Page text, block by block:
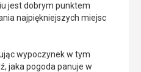
jest dobrym punktem
najpiękniejszych miejsc
wypoczynek w tym
jaka pogoda panuje w